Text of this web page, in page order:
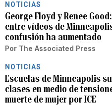
NOTICIAS
George Floyd y Renee
entre vídeos de
confusión ha aumentado
Por The Associated Press
NOTICIAS
Escuelas de Minneapolis
clases en medio de
muerte de mujer por ICE